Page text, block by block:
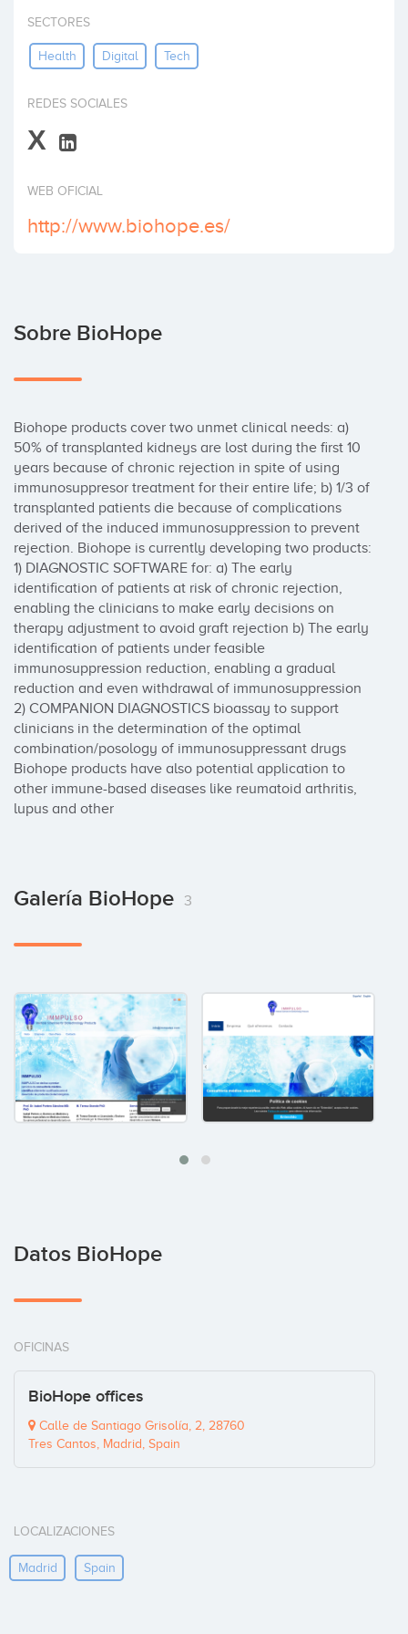
Invertir
SECTORES
Health Digital Tech
REDES SOCIALES
X
WEB OFICIAL
http://www.biohope.es/
Sobre BioHope
Biohope products cover two unmet clinical needs: a)
50% of transplanted kidneys are lost during the first 10
years because of chronic rejection in spite of using
immunosuppresor treatment for their entire life; b) 1/3 of
transplanted patients die because of complications
derived of the induced immunosuppression to prevent
rejection. Biohope is currently developing two products:
1) DIAGNOSTIC SOFTWARE for: a) The early
identification of patients at risk of chronic rejection,
enabling the clinicians to make early decisions on
therapy adjustment to avoid graft rejection b) The early
identification of patients under feasible
immunosuppression reduction, enabling a gradual
reduction and even withdrawal of immunosuppression
2) COMPANION DIAGNOSTICS bioassay to support
clinicians in the determination of the optimal
combination/posology of immunosuppressant drugs
Biohope products have also potential application to
other immune-based diseases like reumatoid arthritis,
lupus and other
Galería BioHope 3
Datos BioHope
OFICINAS
BioHope offices
Calle de Santiago Grisolía, 2, 28760
Tres Cantos, Madrid, Spain
LOCALIZACIONES
Madrid Spain